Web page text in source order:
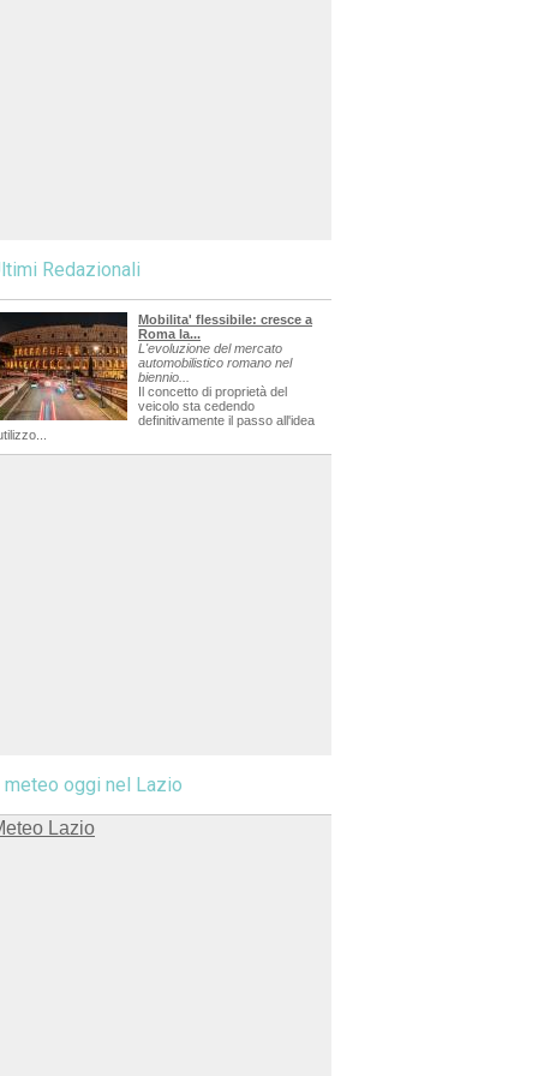
Redazionali
Mobilita' flessibile: cresce a
Roma la...
L'evoluzione del mercato
automobilistico romano nel
biennio...
Il concetto di proprietà del
veicolo sta cedendo
definitivamente il passo all'idea
meteo oggi nel Lazio